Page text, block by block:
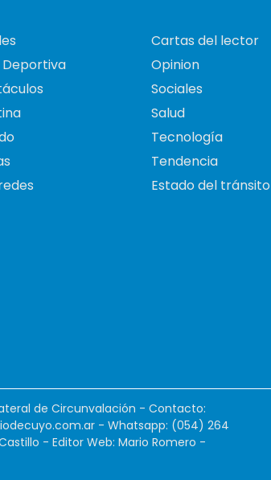
Deportiva
Cartas del lector
Opinion
Sociales
Salud
Tecnología
Tendencia
Estado del tránsito
de Circunvalación - Contacto:
- Whatsapp: (054) 264
- Editor Web: Mario Romero -